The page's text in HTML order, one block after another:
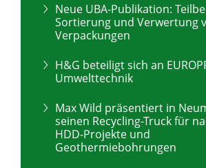
Neue UBA-Publikation:
Sortierung und Verwertung
Verpackungen
H&G beteiligt sich an
Umwelttechnik
Max Wild präsentiert in
seinen Recycling-Truck für
HDD-Projekte und
Geothermiebohrungen